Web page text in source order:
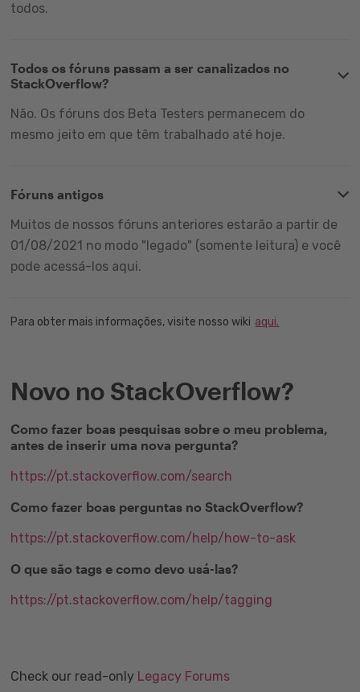
todos.
Todos os fóruns passam a ser canalizados no
StackOverflow?
Não. Os fóruns dos Beta Testers permanecem do
mesmo jeito em que têm trabalhado até hoje.
Fóruns antigos
Muitos de nossos fóruns anteriores estarão a partir de
01/08/2021 no modo "legado" (somente leitura) e você
pode acessá-los aqui.
Para obter mais informações, visite nosso wiki aqui.
Novo no StackOverflow?
Como fazer boas pesquisas sobre o meu problema,
antes de inserir uma nova pergunta?
https://pt.stackoverflow.com/search
Como fazer boas perguntas no StackOverflow?
https://pt.stackoverflow.com/help/how-to-ask
O que são tags e como devo usá-las?
https://pt.stackoverflow.com/help/tagging
Check our read-only Legacy Forums